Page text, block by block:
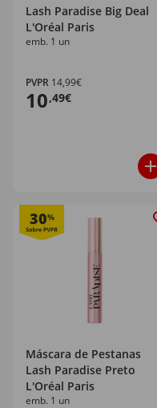
Lash Paradise Big Deal
L'Oréal Paris
emb. 1 un
PVPR 14,99€
10,49€
30%
Máscara de Pestanas
Lash Paradise Preto
L'Oréal Paris
emb. 1 un